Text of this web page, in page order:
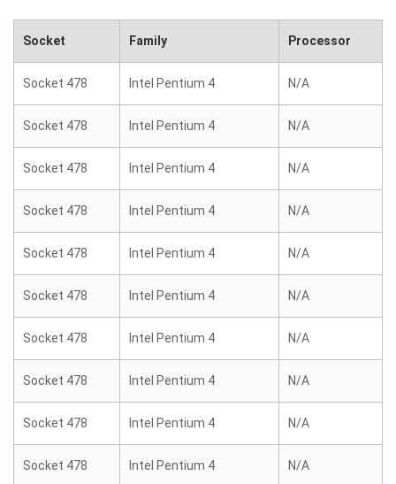
Socket Family Processor
Socket 478 Intel Pentium 4 N/A
Socket 478 Intel Pentium 4 N/A
Socket 478 Intel Pentium 4 N/A
Socket 478 Intel Pentium 4 N/A
Socket 478 Intel Pentium 4 N/A
Socket 478 Intel Pentium 4 N/A
Socket 478 Intel Pentium 4 N/A
Socket 478 Intel Pentium 4 N/A
Socket 478 Intel Pentium 4 N/A
Socket 478 Intel Pentium 4 N/A